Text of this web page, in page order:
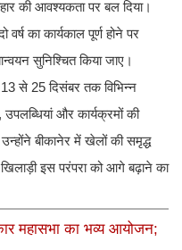
की आवश्यकता पर बल दिया।
का कार्यकाल पूर्ण होने पर
सुनिश्चित किया जाए।
13 से 25 दिसंबर तक विभिन्न
और कार्यक्रमों की
बीकानेर में खेलों की समृद्ध
इस परंपरा को आगे बढ़ाने का
महासभा का भव्य आयोजन;